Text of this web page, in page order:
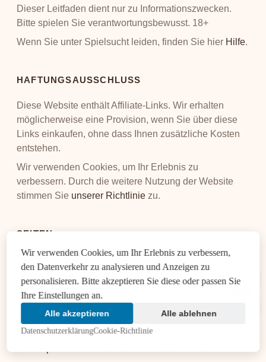
Dieser Leitfaden dient nur zu Informationszwecken.
Bitte spielen Sie verantwortungsbewusst. 18+
Wenn Sie unter Spielsucht leiden, finden Sie hier Hilfe.
HAFTUNGSAUSSCHLUSS
Diese Website enthält Affiliate-Links. Wir erhalten
möglicherweise eine Provision, wenn Sie über diese
Links einkaufen, ohne dass Ihnen zusätzliche Kosten
entstehen.
Wir verwenden Cookies, um Ihr Erlebnis zu
verbessern. Durch die weitere Nutzung der Website
stimmen Sie unserer Richtlinie zu.
SEITEN
Über DiamondCount: Experten für Baseball Wetten
Cookie-Richtlinie für transparente Datennutzung
Datenschutzerklärung: Schutz deiner Daten bei
DiamondCount
Impressum für die Baseball Wetten Plattform
DiamondCount
Wir verwenden Cookies, um Ihr Erlebnis zu verbessern,
den Datenverkehr zu analysieren und Anzeigen zu
personalisieren. Bitte akzeptieren Sie diese oder passen Sie
Ihre Einstellungen an.
Alle akzeptieren Alle ablehnen
DatenschutzerklärungCookie-Richtlinie